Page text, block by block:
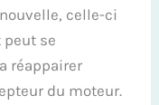
celle-ci
se
réappairer
du moteur.